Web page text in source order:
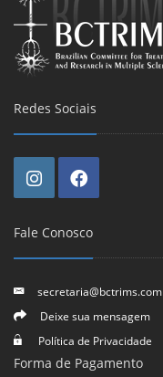
Redes Sociais
Fale Conosco
secretaria@bctrims.com
Deixe sua mensagem
Política de Privacidade
Forma de Pagamento